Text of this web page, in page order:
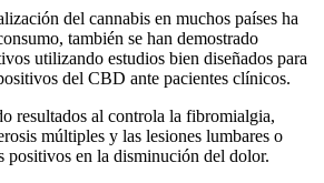
del cannabis en muchos países ha
también se han demostrado
utilizando estudios bien diseñados para
del CBD ante pacientes clínicos.
resultados al controla la fibromialgia,
múltiples y las lesiones lumbares o
positivos en la disminución del dolor.